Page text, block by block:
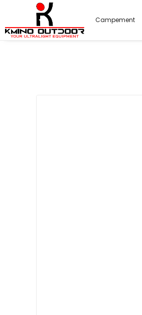
Campement